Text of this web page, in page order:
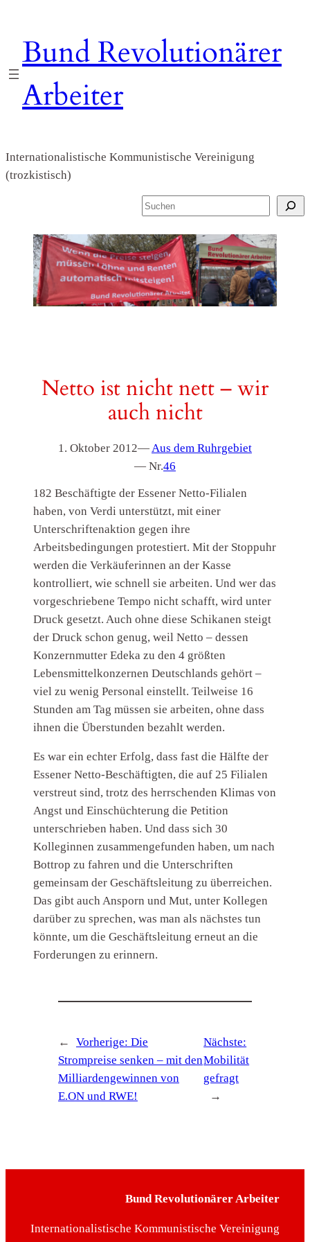
springen
Bund Revolutionärer
Arbeiter
Internationalistische Kommunistische Vereinigung
(trozkistisch)
S
c
h
e
n
Netto ist nicht nett – wir
auch nicht
1. Oktober 2012—Aus dem Ruhrgebiet
— Nr.46
182 Beschäftigte der Essener Netto-Filialen
haben, von Verdi unterstützt, mit einer
Unterschriftenaktion gegen ihre
Arbeitsbedingungen protestiert. Mit der Stoppuhr
werden die Verkäuferinnen an der Kasse
kontrolliert, wie schnell sie arbeiten. Und wer das
vorgeschriebene Tempo nicht schafft, wird unter
Druck gesetzt. Auch ohne diese Schikanen steigt
der Druck schon genug, weil Netto – dessen
Konzernmutter Edeka zu den 4 größten
Lebensmittelkonzernen Deutschlands gehört –
viel zu wenig Personal einstellt. Teilweise 16
Stunden am Tag müssen sie arbeiten, ohne dass
ihnen die Überstunden bezahlt werden.
Es war ein echter Erfolg, dass fast die Hälfte der
Essener Netto-Beschäftigten, die auf 25 Filialen
verstreut sind, trotz des herrschenden Klimas von
Angst und Einschüchterung die Petition
unterschrieben haben. Und dass sich 30
Kolleginnen zusammengefunden haben, um nach
Bottrop zu fahren und die Unterschriften
gemeinsam der Geschäftsleitung zu überreichen.
Das gibt auch Ansporn und Mut, unter Kollegen
darüber zu sprechen, was man als nächstes tun
könnte, um die Geschäftsleitung erneut an die
Forderungen zu erinnern.
← Vorherige: Die
Strompreise senken – mit den
Milliardengewinnen von
E.ON und RWE!
Nächste:
Mobilität
gefragt
→
Bund Revolutionärer Arbeiter
Internationalistische Kommunistische Vereinigung